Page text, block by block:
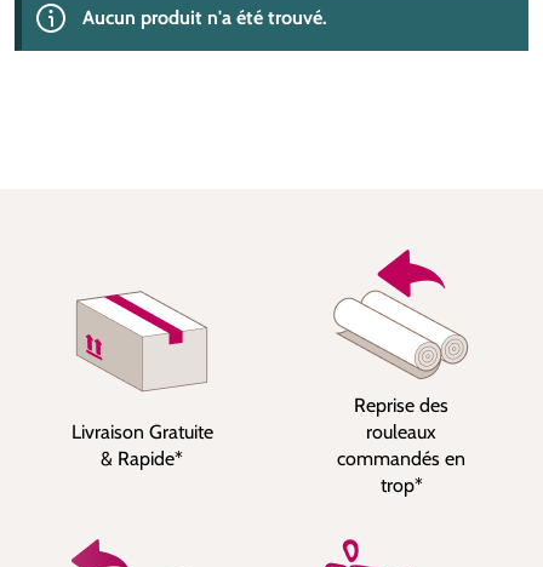
Aucun produit n'a été trouvé.
Livraison Gratuite
& Rapide*
Reprise des
rouleaux
commandés en
trop*